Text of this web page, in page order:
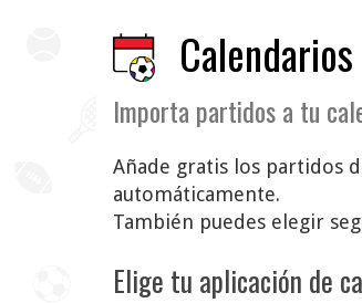
Importa partidos a tu
Añade gratis los partidos
automáticamente.
También puedes elegir
Elige tu aplicación de